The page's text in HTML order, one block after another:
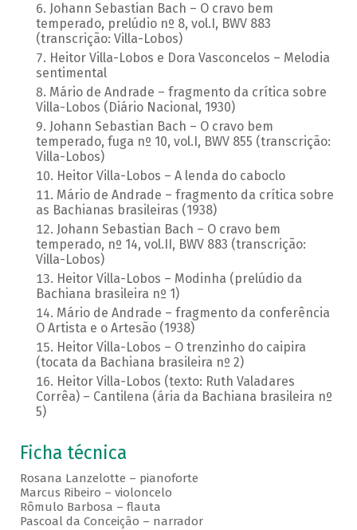
Johann Sebastian Bach – O cravo bem
temperado, prelúdio nº 8, vol.I, BWV 883
(transcrição: Villa-Lobos)
Heitor Villa-Lobos e Dora Vasconcelos – Melodia
sentimental
Mário de Andrade – fragmento da crítica sobre
Villa-Lobos (Diário Nacional, 1930)
Johann Sebastian Bach – O cravo bem
temperado, fuga nº 10, vol.I, BWV 855 (transcrição:
Villa-Lobos)
Heitor Villa-Lobos – A lenda do caboclo
Mário de Andrade – fragmento da crítica sobre
as Bachianas brasileiras (1938)
Johann Sebastian Bach – O cravo bem
temperado, nº 14, vol.II, BWV 883 (transcrição:
Villa-Lobos)
Heitor Villa-Lobos – Modinha (prelúdio da
Bachiana brasileira nº 1)
Mário de Andrade – fragmento da conferência
O Artista e o Artesão (1938)
Heitor Villa-Lobos – O trenzinho do caipira
(tocata da Bachiana brasileira nº 2)
Heitor Villa-Lobos (texto: Ruth Valadares
Corrêa) – Cantilena (ária da Bachiana brasileira nº
5)
Ficha técnica
Rosana Lanzelotte – pianoforte
Marcus Ribeiro – violoncelo
Rômulo Barbosa – flauta
Pascoal da Conceição – narrador